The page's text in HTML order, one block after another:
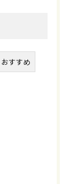
すすめ